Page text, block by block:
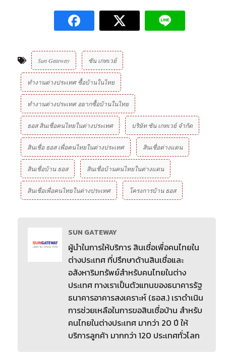
Sun Gateway ซัน เกทเวย์
ทำงานต่างประเทศ ซื้อบ้านในไทย
ทำงานต่างประเทศ อยากซื้อบ้านในไทย
ธอส สินเชื่อคนไทยในต่างประเทศ บริษัท ซัน เกทเวย์ จํากัด
สินเชื่อ ธอส เพื่อคนไทยในต่างประเทศ สินเชื่อต่างแดน
สินเชื่อบ้าน ธอส สินเชื่อบ้านคนไทยในต่างแดน
สินเชื่อเพื่อคนไทยในต่างประเทศ โครงการบ้าน ธอส
SUN GATEWAY
ผู้นำในการให้บริการ สินเชื่อเพื่อคนไทยใน
ต่างประเทศ ที่ปรึกษาด้านสินเชื่อและ
อสังหาริมทรัพย์สำหรับคนไทยในต่าง
ประเทศ ทางเราเป็นตัวแทนของธนาคารรัฐ
ธนาคารอาคารสงเคราะห์ (ธอส.) เราดำเนิน
การช่วยเหลือในการขอสินเชื่อบ้าน สำหรับ
คนไทยในต่างประเทศ มากว่า 20 ปี ให้
บริการลูกค้า มากกว่า 120 ประเทศทั่วโลก